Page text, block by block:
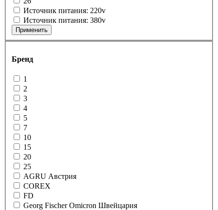
Источник питания: 220v
Источник питания: 380v
Применить
Бренд
1
2
3
4
5
7
10
15
20
25
AGRU Австрия
COREX
FD
Georg Fischer Omicron Швейцария